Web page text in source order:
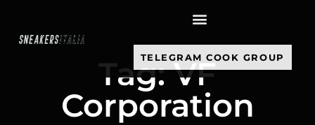
TELEGRAM COOK GROUP
Tag: VF
Corporation